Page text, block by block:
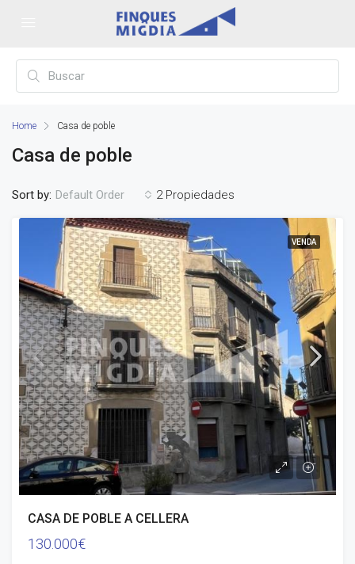
Home Casa de poble
Casa de poble
2 Propiedades
Sort by: Default Order
VENDA
CASA DE POBLE A CELLERA
130.000€